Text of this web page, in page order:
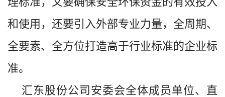
和使用，还要引入外部专业力量，全周期、
全要素、全方位打造高于行业标准的企业标
准。
汇东股份公司安委会全体成员单位、直